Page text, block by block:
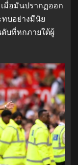
มื่อมันปรากฏออก
ทบอย่างมีนัย
บที่หกภายใต้ผู้